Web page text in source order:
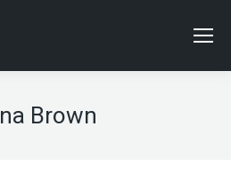
Brown